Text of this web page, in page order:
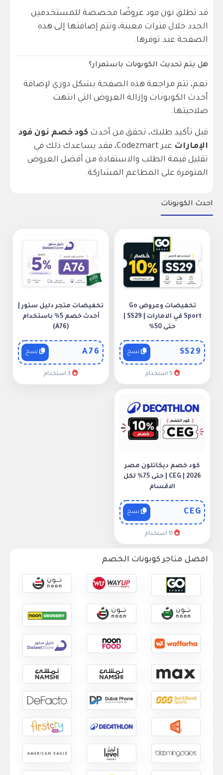
قد تطلق نون فود عروضًا مخصصة للمستخدمين
الجدد خلال فترات معينة، وتتم إضافتها إلى هذه
الصفحة عند توفرها.
هل يتم تحديث الكوبونات باستمرار؟
نعم، تتم مراجعة هذه الصفحة بشكل دوري لإضافة
أحدث الكوبونات وإزالة العروض التي انتهت
صلاحيتها.
قبل تأكيد طلبك، تحقق من أحدث كود خصم نون فود
الإمارات
عبر Codezmart، فقد يساعدك ذلك في
تقليل قيمة الطلب والاستفادة من أفضل العروض
المتوفرة على المطاعم المشاركة.
احدث الكوبونات
تخفيضات وعروض Go
حتى 50%
SS29
تخفيضات متجر دليل ستور |
أحدث خصم 5% باستخدام
(A76)
A76
كود خصم ديكاتلون مصر
2026 | CEG | حتى 75% لكل
الاقسام
CEG
افضل متاجر كوبونات الخصم